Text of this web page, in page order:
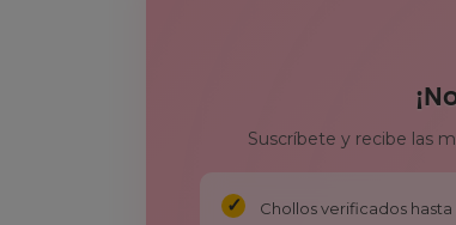
Suscríbete y recibe las
Chollos verificados